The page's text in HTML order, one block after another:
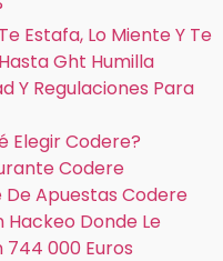
Estafa, Lo Miente Y Te
Ght Humilla
Y Regulaciones Para
Elegir Codere?
Codere
De Apuestas Codere
Hackeo Donde Le
744 000 Euros